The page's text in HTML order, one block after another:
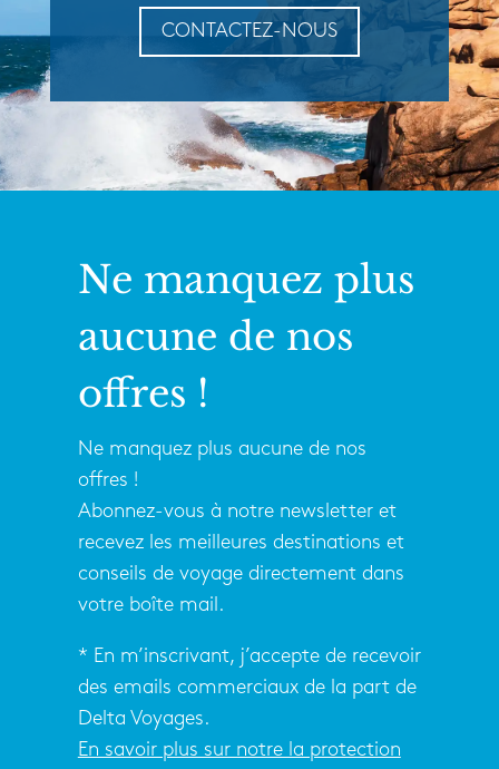
CONTACTEZ-NOUS
Ne manquez plus
aucune de nos
offres !
Ne manquez plus aucune de nos
offres !
Abonnez-vous à notre newsletter et
recevez les meilleures destinations et
conseils de voyage directement dans
votre boîte mail.
* En m’inscrivant, j’accepte de recevoir
des emails commerciaux de la part de
Delta Voyages.
En savoir plus sur notre la protection